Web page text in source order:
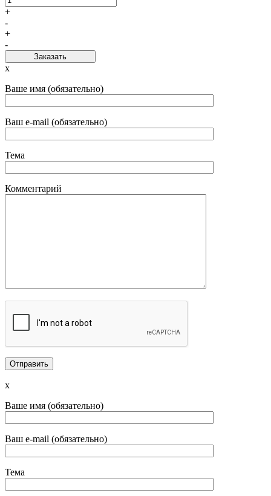
+
-
+
-
Заказать
x
Ваше имя (обязательно)
Ваш e-mail (обязательно)
Тема
Комментарий
x
Ваше имя (обязательно)
Ваш e-mail (обязательно)
Тема